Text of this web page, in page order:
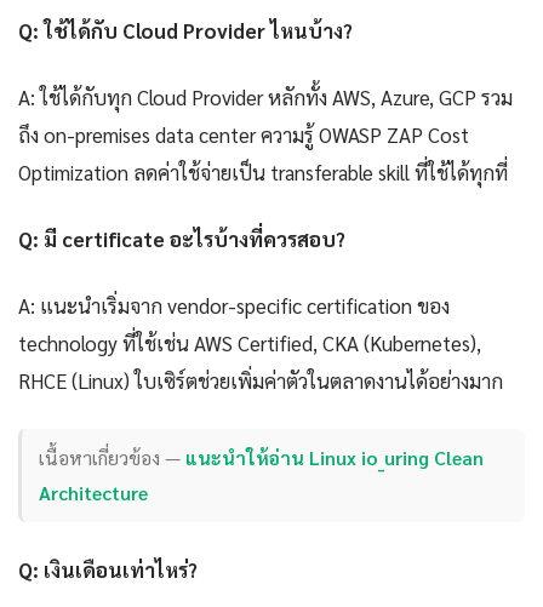
Q: ใช้ได้กับ Cloud Provider ไหนบ้าง?
A: ใช้ได้กับทุก Cloud Provider หลักทั้ง AWS, Azure, GCP รวม
ถึง on-premises data center ความรู้ OWASP ZAP Cost
Optimization ลดค่าใช้จ่ายเป็น transferable skill ที่ใช้ได้ทุกที่
Q: มี certificate อะไรบ้างที่ควรสอบ?
A: แนะนำเริ่มจาก vendor-specific certification ของ
technology ที่ใช้เช่น AWS Certified, CKA (Kubernetes),
RHCE (Linux) ใบเซิร์ตช่วยเพิ่มค่าตัวในตลาดงานได้อย่างมาก
เนื้อหาเกี่ยวข้อง — แนะนำให้อ่าน Linux io_uring Clean
Architecture
Q: เงินเดือนเท่าไหร่?